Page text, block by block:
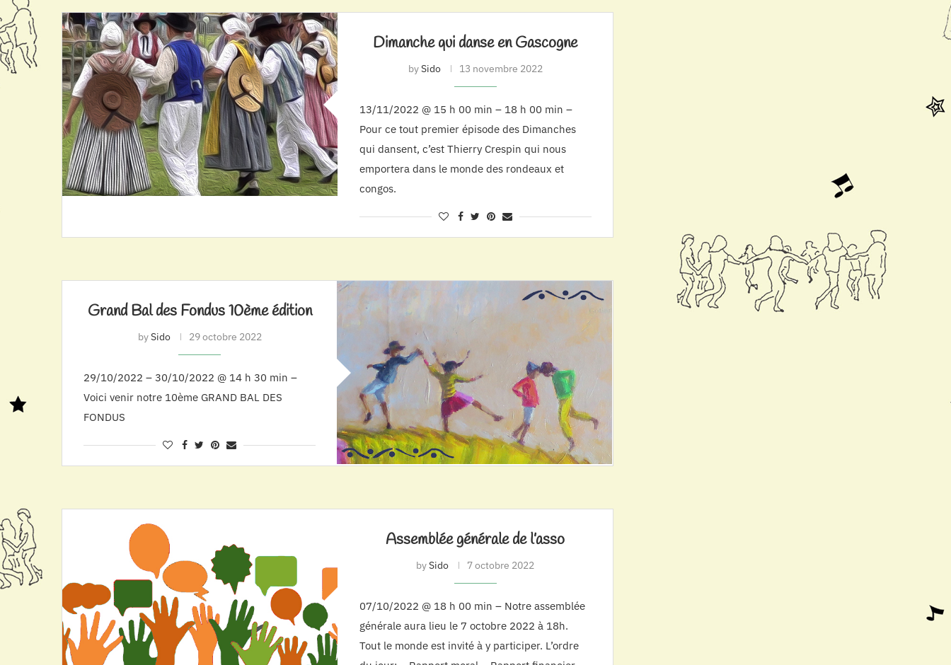
Dimanche qui danse en Gascogne
bySido 13 novembre 2022
13/11/2022 @ 15 h 00 min – 18 h 00 min –
Pour ce tout premier épisode des Dimanches
qui dansent, c’est Thierry Crespin qui nous
emportera dans le monde des rondeaux et
congos.
Grand Bal des Fondus 10ème édition
bySido 29 octobre 2022
29/10/2022 – 30/10/2022 @ 14 h 30 min –
Voici venir notre 10ème GRAND BAL DES
FONDUS
Assemblée générale de l’asso
bySido 7 octobre 2022
07/10/2022 @ 18 h 00 min – Notre assemblée
générale aura lieu le 7 octobre 2022 à 18h.
Tout le monde est invité à y participer. L’ordre